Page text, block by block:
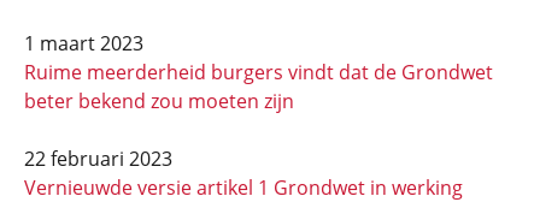
1 maart 2023
Ruime meerderheid burgers vindt dat de Grondwet
beter bekend zou moeten zijn
22 februari 2023
Vernieuwde versie artikel 1 Grondwet in werking